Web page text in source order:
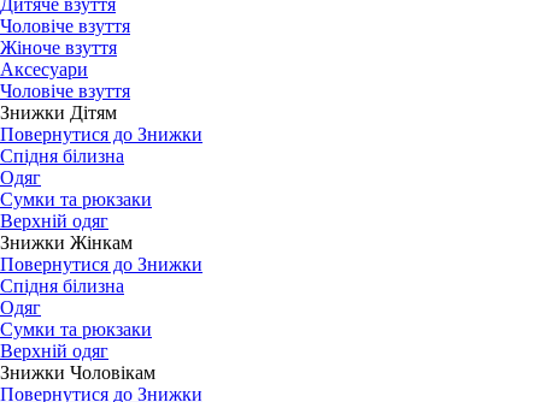
Дитяче взуття
Чоловіче взуття
Жіноче взуття
Аксесуари
Чоловіче взуття
Знижки Дітям
Повернутися до Знижки
Спідня білизна
Одяг
Сумки та рюкзаки
Верхній одяг
Знижки Жінкам
Повернутися до Знижки
Спідня білизна
Одяг
Сумки та рюкзаки
Верхній одяг
Знижки Чоловікам
Повернутися до Знижки